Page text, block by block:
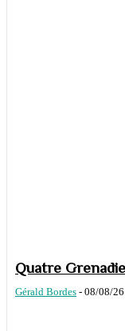
Quatre
Gérald Bordes - 08/08/26